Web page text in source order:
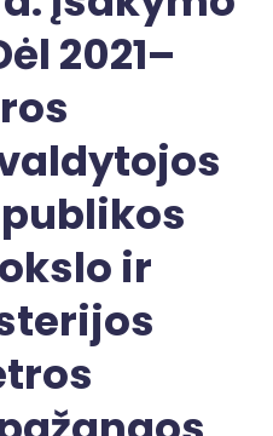
2021–
ir